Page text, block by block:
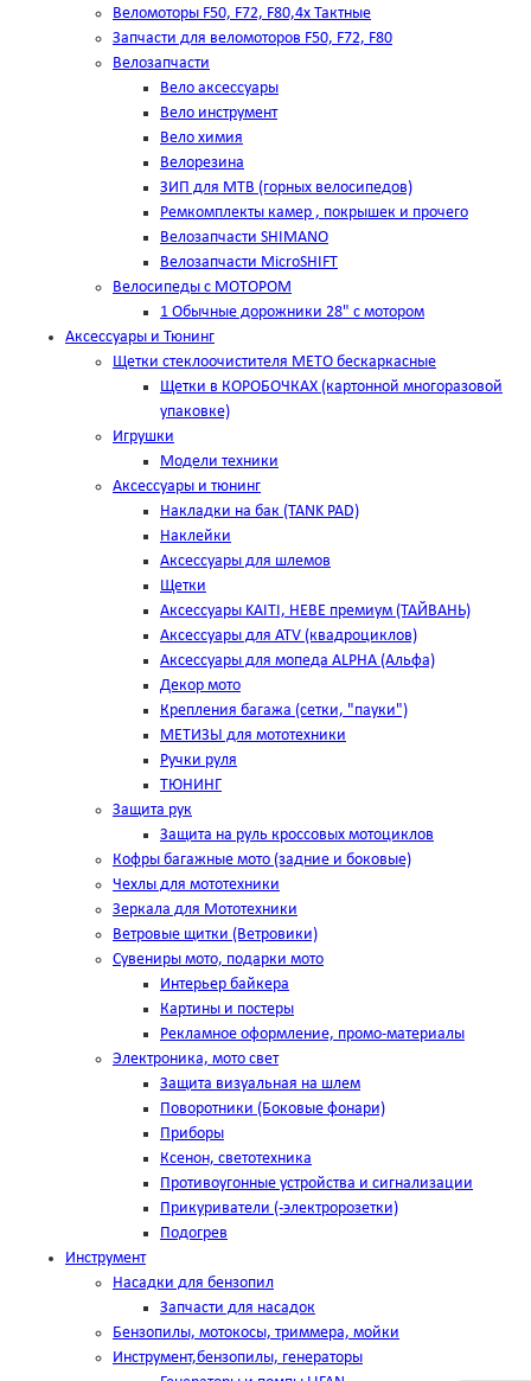
Веломоторы F50, F72, F80,4х Тактные
Запчасти для веломоторов F50, F72, F80
Велозапчасти
Вело аксессуары
Вело инструмент
Вело химия
Велорезина
ЗИП для MTB (горных велосипедов)
Ремкомплекты камер , покрышек и прочего
Велозапчасти SHIMANO
Велозапчасти MicroSHIFT
Велосипеды с МОТОРОМ
1 Обычные дорожники 28" с мотором
Аксессуары и Тюнинг
Щетки стеклоочистителя METO бескаркасные
Щетки в КОРОБОЧКАХ (картонной многоразовой
упаковке)
Игрушки
Модели техники
Аксессуары и тюнинг
Накладки на бак (TANK PAD)
Наклейки
Аксессуары для шлемов
Щетки
Аксессуары KAITI, HEBE премиум (ТАЙВАНЬ)
Аксессуары для ATV (квадроциклов)
Аксессуары для мопеда ALPHA (Альфа)
Декор мото
Крепления багажа (сетки, "пауки")
МЕТИЗЫ для мототехники
Ручки руля
ТЮНИНГ
Защита рук
Защита на руль кроссовых мотоциклов
Кофры багажные мото (задние и боковые)
Чехлы для мототехники
Зеркала для Мототехники
Ветровые щитки (Ветровики)
Сувениры мото, подарки мото
Интерьер байкера
Картины и постеры
Рекламное оформление, промо-материалы
Электроника, мото свет
Защита визуальная на шлем
Поворотники (Боковые фонари)
Приборы
Ксенон, светотехника
Противоугонные устройства и сигнализации
Прикуриватели (-электророзетки)
Подогрев
Инструмент
Насадки для бензопил
Запчасти для насадок
Бензопилы, мотокосы, триммера, мойки
Инструмент,бензопилы, генераторы